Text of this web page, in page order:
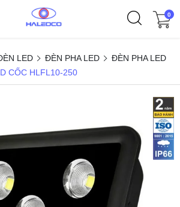
0
LED ĐÈN PHA LED
ĐÈN PHA LED
CỐC HLFL10-250